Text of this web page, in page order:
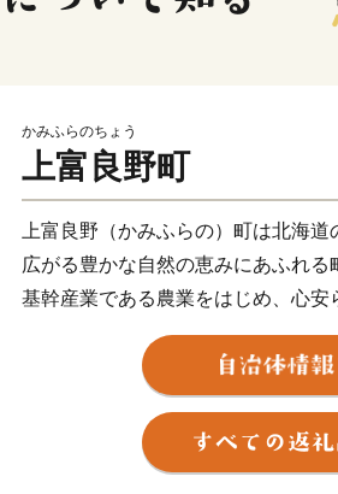
かみふらのちょう
上富良野町
上富良野（かみふらの）町は北海
広がる豊かな自然の恵みにあふれる
基幹産業である農業をはじめ、心安
ベンダー畑、きれいな水と空気で
す十勝岳温泉郷、トレイルランや
バックカントリスキーなどのネイ
良野盆地の雄大な自然が織りなす
イイトコどり！